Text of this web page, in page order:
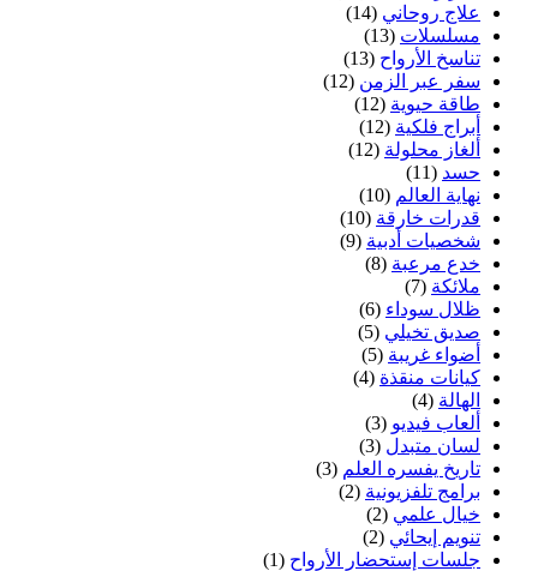
علاج روحاني (14)
مسلسلات (13)
تناسخ الأرواح (13)
سفر عبر الزمن (12)
طاقة حيوية (12)
أبراج فلكية (12)
ألغاز محلولة (12)
حسد (11)
نهاية العالم (10)
قدرات خارقة (10)
شخصيات أدبية (9)
خدع مرعبة (8)
ملائكة (7)
ظلال سوداء (6)
صديق تخيلي (5)
أضواء غريبة (5)
كيانات منقذة (4)
الهالة (4)
ألعاب فيديو (3)
لسان متبدل (3)
تاريخ يفسره العلم (3)
برامج تلفزيونية (2)
خيال علمي (2)
تنويم إيحائي (2)
جلسات إستحضار الأرواح (1)